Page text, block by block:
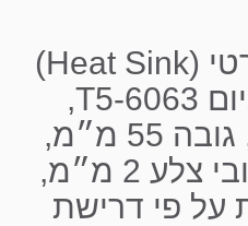
מפזר חום סטנדרטי (Heat Sink)
מסגסוגת אלומיניום T5-6063,
בתקן EN 755 E, גובה 55 מ״מ,
רוחב 85 מ״מ, עובי צלע 2 מ״מ,
על פי דרישת